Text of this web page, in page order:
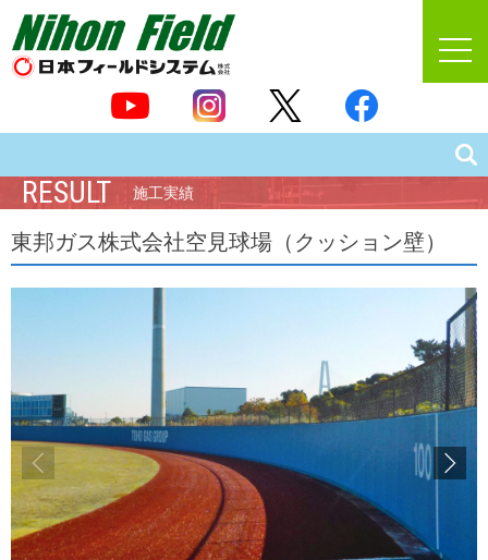
RESULT 施工実績
東邦ガス株式会社空見球場（クッション壁）